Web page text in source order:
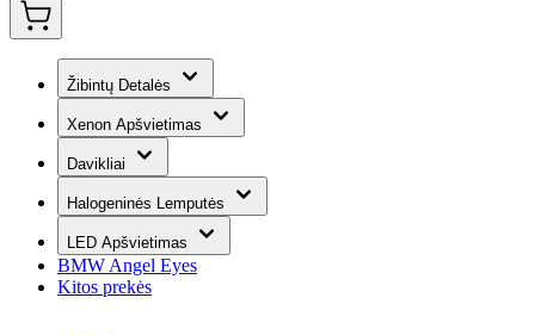
Žibintų Detalės
Xenon Apšvietimas
Davikliai
Halogeninės Lemputės
LED Apšvietimas
BMW Angel Eyes
Kitos prekės